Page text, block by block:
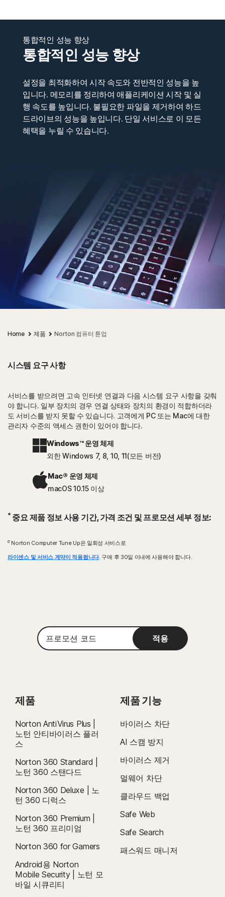
통합적인 성능 향상
통합적인 성능 향상
설정을 최적화하여 시작 속도와 전반적인 성능을 높
입니다. 메모리를 정리하여 애플리케이션 시작 및 실
행 속도를 높입니다. 불필요한 파일을 제거하여 하드
드라이브의 성능을 높입니다. 단일 서비스로 이 모든
혜택을 누릴 수 있습니다.
Home 제품 Norton 컴퓨터 튠업
시스템 요구 사항
서비스를 받으려면 고속 인터넷 연결과 다음 시스템 요구 사항을 갖춰
야 합니다. 일부 장치의 경우 연결 상태와 장치의 환경이 적합하더라
도 서비스를 받지 못할 수 있습니다. 고객에게 PC 또는 Mac에 대한
관리자 수준의 액세스 권한이 있어야 합니다.
Windows™ 운영 체제
외한 Windows 7, 8, 10, 11(모든 버전)
Mac® 운영 체제
macOS 10.15 이상
* 중요 제품 정보 사용 기간, 가격 조건 및 프로모션 세부 정보:
σNorton Computer Tune Up은 일회성 서비스로
라이센스 및 서비스 계약이 적용됩니다. 구매 후 30일 이내에 사용해야 합니다.
프
로
모
적용
제품
Norton AntiVirus Plus |
노턴 안티바이러스 플러
스
Norton 360 Standard |
노턴 360 스탠다드
Norton 360 Deluxe | 노
턴 360 디럭스
Norton 360 Premium |
노턴 360 프리미엄
Norton 360 for Gamers
Android용 Norton
Mobile Security | 노턴 모
바일 시큐리티
제품 기능
바이러스 차단
AI 스캠 방지
바이러스 제거
멀웨어 차단
클라우드 백업
Safe Web
Safe Search
패스워드 매니저